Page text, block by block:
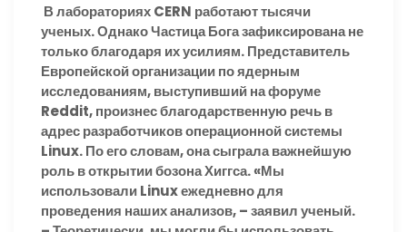
В лабораториях CERN работают тысячи
ученых. Однако Частица Бога зафиксирована не
только благодаря их усилиям. Представитель
Европейской организации по ядерным
исследованиям, выступивший на форуме
Reddit, произнес благодарственную речь в
адрес разработчиков операционной системы
Linux. По его словам, она сыграла важнейшую
роль в открытии бозона Хиггса. «Мы
использовали Linux ежедневно для
проведения наших анализов, – заявил ученый.